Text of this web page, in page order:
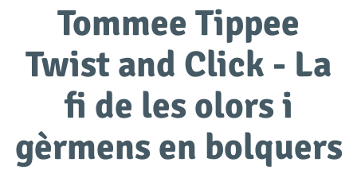
Tommee Tippee
Twist and Click - La
fi de les olors i
gèrmens en bolquers